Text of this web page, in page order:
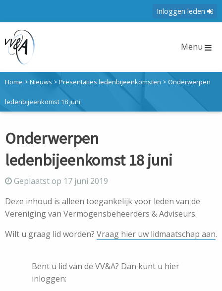
Inloggen leden
Menu
Home > Nieuws > Presentaties ledenbijeenkomsten > Onderwerpen
ledenbijeenkomst 18 juni
Onderwerpen
ledenbijeenkomst 18 juni
Geplaatst op 17 juni 2019
Deze inhoud is alleen toegankelijk voor leden van de
Vereniging van Vermogensbeheerders & Adviseurs.
Wilt u graag lid worden? Vraag hier uw lidmaatschap aan.
Bent u lid van de VV&A? Dan kunt u hier
inloggen: